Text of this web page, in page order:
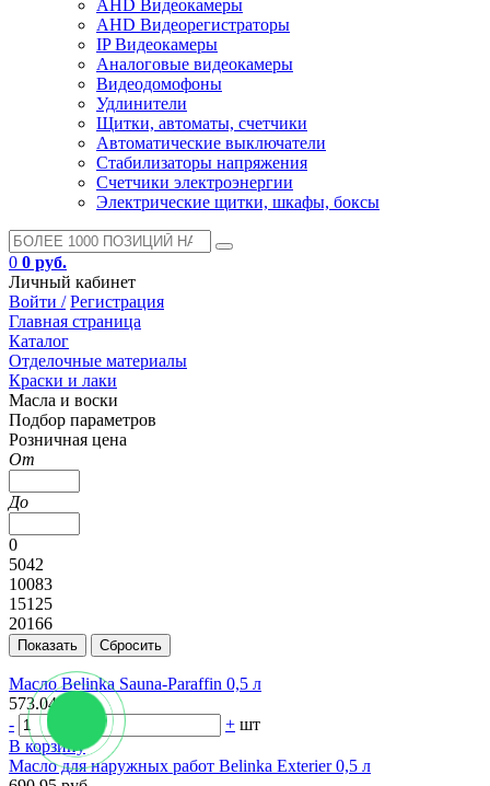
AHD Видеокамеры
AHD Видеорегистраторы
IP Видеокамеры
Аналоговые видеокамеры
Видеодомофоны
Удлинители
Щитки, автоматы, счетчики
Автоматические выключатели
Стабилизаторы напряжения
Счетчики электроэнергии
Электрические щитки, шкафы, боксы
0 0 руб.
Личный кабинет
Войти / Регистрация
Главная страница
Каталог
Отделочные материалы
Краски и лаки
Масла и воски
Подбор параметров
Розничная цена
От
До
0
5042
10083
15125
20166
Масло Belinka Sauna-Paraffin 0,5 л
573.04 руб.
-
+ шт
В корзину
Масло для наружных работ Belinka Exterier 0,5 л